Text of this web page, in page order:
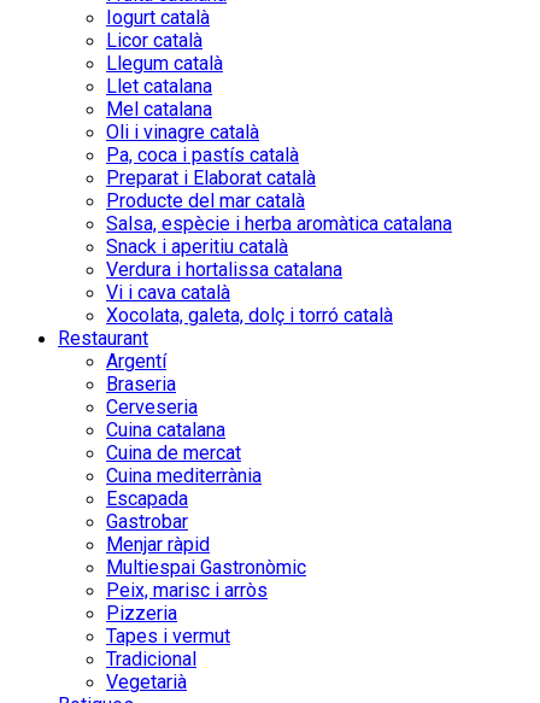
Iogurt català
Licor català
Llegum català
Llet catalana
Mel catalana
Oli i vinagre català
Pa, coca i pastís català
Preparat i Elaborat català
Producte del mar català
Salsa, espècie i herba aromàtica catalana
Snack i aperitiu català
Verdura i hortalissa catalana
Vi i cava català
Xocolata, galeta, dolç i torró català
Restaurant
Argentí
Braseria
Cerveseria
Cuina catalana
Cuina de mercat
Cuina mediterrània
Escapada
Gastrobar
Menjar ràpid
Multiespai Gastronòmic
Peix, marisc i arròs
Pizzeria
Tapes i vermut
Tradicional
Vegetarià